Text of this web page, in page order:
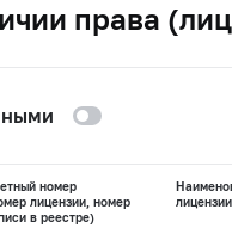
права
номер
лицензии, номер
в реестре)
лицензии